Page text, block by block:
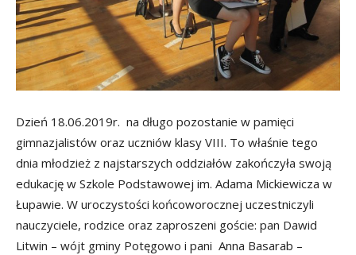
Dzień 18.06.2019r. na długo pozostanie w pamięci
gimnazjalistów oraz uczniów klasy VIII. To właśnie tego
dnia młodzież z najstarszych oddziałów zakończyła swoją
edukację w Szkole Podstawowej im. Adama Mickiewicza w
Łupawie. W uroczystości końcoworocznej uczestniczyli
nauczyciele, rodzice oraz zaproszeni goście: pan Dawid
Litwin – wójt gminy Potęgowo i pani Anna Basarab –